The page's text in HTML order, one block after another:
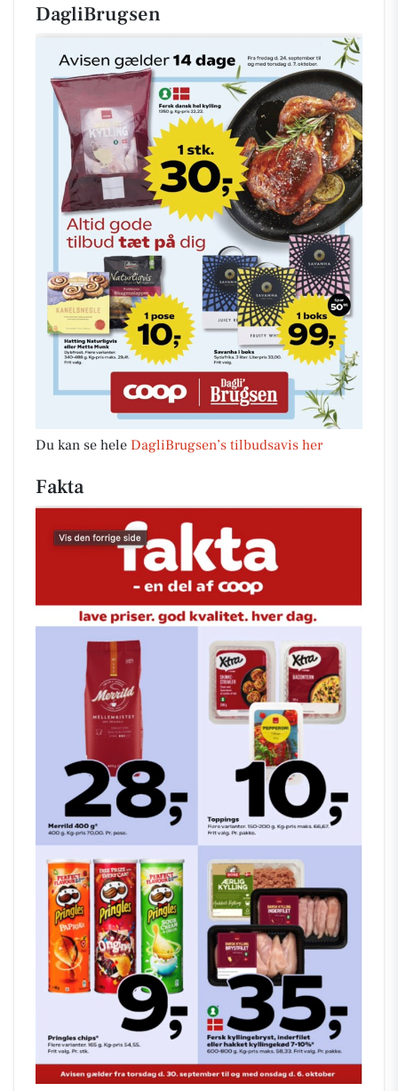
DagliBrugsen
Du kan se hele DagliBrugsen’s tilbudsavis her
Fakta